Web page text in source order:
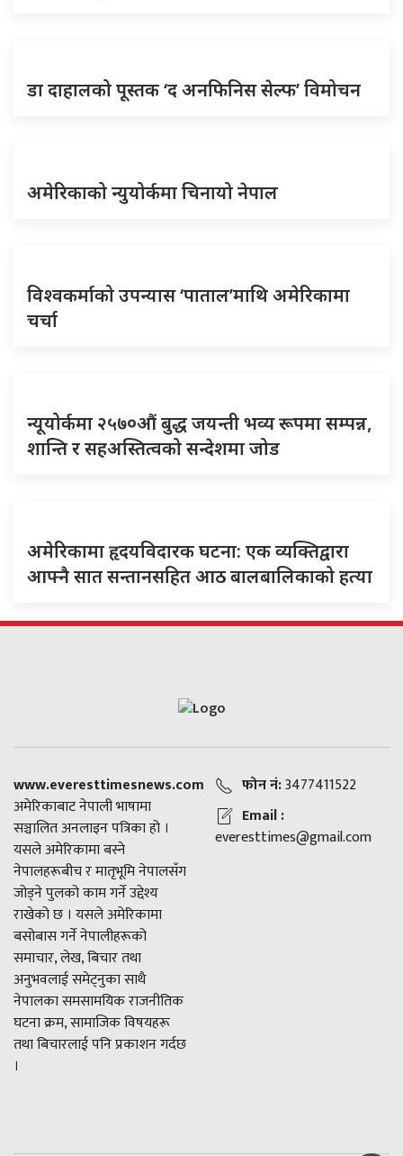
डा दाहालको पूस्तक ‘द अनफिनिस सेल्फ’ विमोचन
अमेरिकाको न्युयोर्कमा चिनायो नेपाल
विश्वकर्माको उपन्यास ‘पाताल’माथि अमेरिकामा
चर्चा
न्यूयोर्कमा २५७०औं बुद्ध जयन्ती भव्य रूपमा सम्पन्न,
शान्ति र सहअस्तित्वको सन्देशमा जोड
अमेरिकामा हृदयविदारक घटना: एक व्यक्तिद्वारा
आफ्नै सात सन्तानसहित आठ बालबालिकाको हत्या
www.everesttimesnews.com
अमेरिकाबाट नेपाली भाषामा
सञ्चालित अनलाइन पत्रिका हो ।
यसले अमेरिकामा बस्ने
नेपालहरूबीच र मातृभूमि नेपालसँग
जोड्ने पुलको काम गर्ने उद्देश्य
राखेको छ । यसले अमेरिकामा
बसोबास गर्ने नेपालीहरूको
समाचार, लेख, बिचार तथा
अनुभवलाई समेट्नुका साथै
नेपालका समसामयिक राजनीतिक
घटना क्रम, सामाजिक विषयहरू
तथा बिचारलाई पनि प्रकाशन गर्दछ
।
फोन नं:3477411522
Email :
everesttimes@gmail.com